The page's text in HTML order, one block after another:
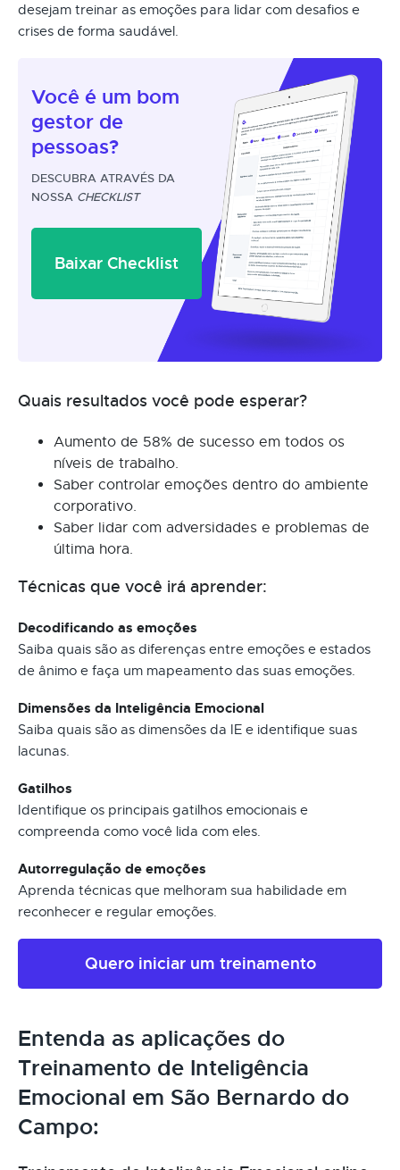
desejam treinar as emoções para lidar com desafios e
crises de forma saudável.
Você é um bom
gestor de
pessoas?
DESCUBRA ATRAVÉS DA
NOSSA CHECKLIST
Baixar Checklist
Quais resultados você pode esperar?
Aumento de 58% de sucesso em todos os
níveis de trabalho.
Saber controlar emoções dentro do ambiente
corporativo.
Saber lidar com adversidades e problemas de
última hora.
Técnicas que você irá aprender:
Decodificando as emoções
Saiba quais são as diferenças entre emoções e estados
de ânimo e faça um mapeamento das suas emoções.
Dimensões da Inteligência Emocional
Saiba quais são as dimensões da IE e identifique suas
lacunas.
Gatilhos
Identifique os principais gatilhos emocionais e
compreenda como você lida com eles.
Autorregulação de emoções
Aprenda técnicas que melhoram sua habilidade em
reconhecer e regular emoções.
Quero iniciar um treinamento
Entenda as aplicações do
Treinamento de Inteligência
Emocional em São Bernardo do
Campo: